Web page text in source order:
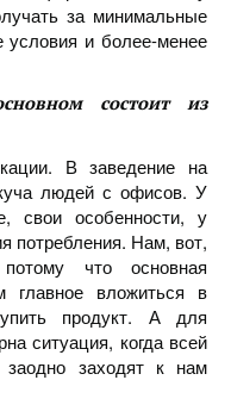
за минимальные
условия и более-менее
состоит из
В заведение на
людей с офисов. У
свои особенности, у
потребления. Нам, вот,
что основная
вложиться в
продукт. А для
ситуация, когда всей
заходят к нам